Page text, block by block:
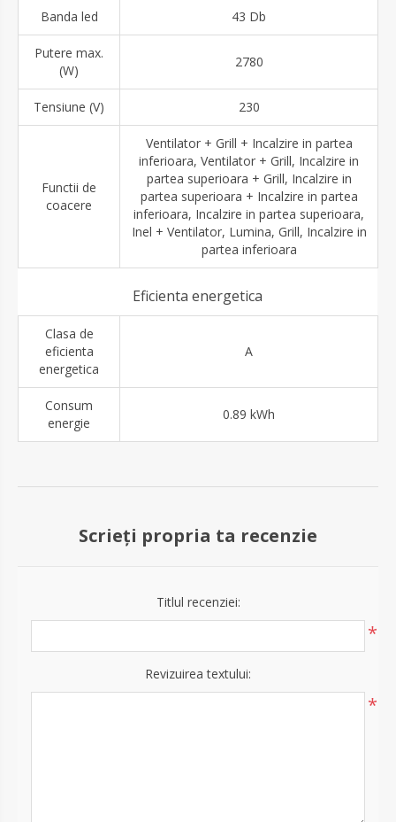
Banda led 43 Db
Putere max.
(W)
2780
Tensiune (V) 230
Functii de
coacere
Ventilator + Grill + Incalzire in partea
inferioara, Ventilator + Grill, Incalzire in
partea superioara + Grill, Incalzire in
partea superioara + Incalzire in partea
inferioara, Incalzire in partea superioara,
Inel + Ventilator, Lumina, Grill, Incalzire in
partea inferioara
Eficienta energetica
Clasa de
eficienta
energetica
A
Consum
energie
0.89 kWh
Scrieți propria ta recenzie
Titlul recenziei:
*
Revizuirea textului:
*